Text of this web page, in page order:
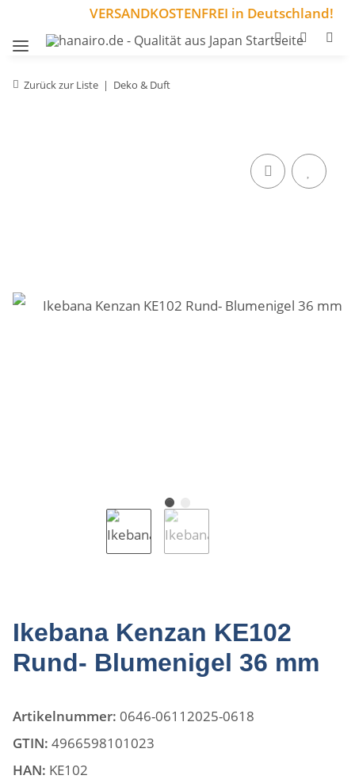
VERSANDKOSTENFREI in Deutschland!
Zurück zur Liste Deko & Duft
Ikebana Kenzan KE102
Rund- Blumenigel 36 mm
Artikelnummer: 0646-06112025-0618
GTIN: 4966598101023
HAN: KE102